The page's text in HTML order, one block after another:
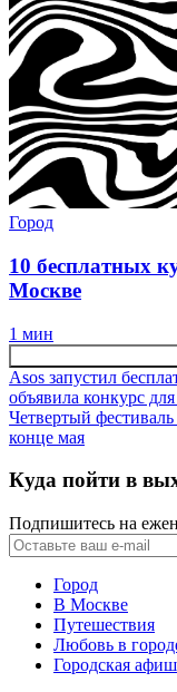
Город
10 бесплатных
Москве
1 мин
Asos запустил
объявила конкурс
Четвертый
конце мая
Куда пойти в
Подпишитесь на
Город
В Москве
Путешествия
Любовь в
Городская